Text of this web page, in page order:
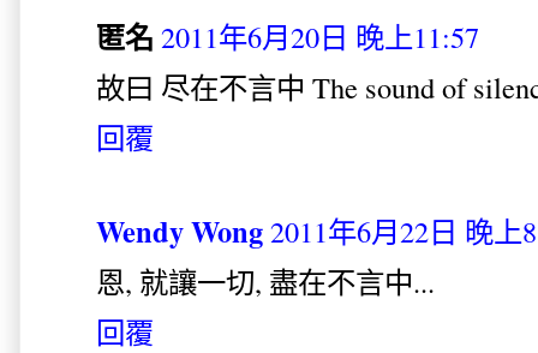
匿名 2011年6月20日 晚上11:57
故曰 尽在不言中 The sound of
回覆
Wendy Wong2011年6月22日 晚上
恩, 就讓一切, 盡在不言中...
回覆